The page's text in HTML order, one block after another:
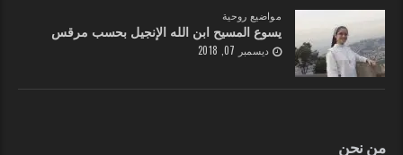
مواضيع روحية
يسوع المسيح ابن الله الإنجيل بحسب مرقس
ديسمبر 07, 2018
من نحن